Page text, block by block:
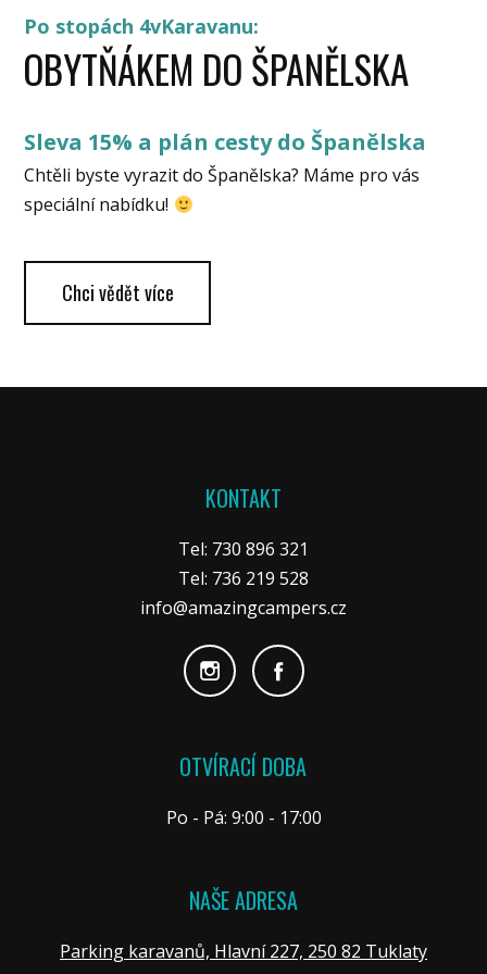
Po stopách 4vKaravanu:
OBYTŇÁKEM DO ŠPANĚLSKA
Sleva 15% a plán cesty do Španělska
Chtěli byste vyrazit do Španělska? Máme pro vás
speciální nabídku!
Chci vědět více
KONTAKT
Tel: 730 896 321
Tel: 736 219 528
info@amazingcampers.cz
OTVÍRACÍ DOBA
Po - Pá: 9:00 - 17:00
NAŠE ADRESA
Parking karavanů, Hlavní 227, 250 82 Tuklaty